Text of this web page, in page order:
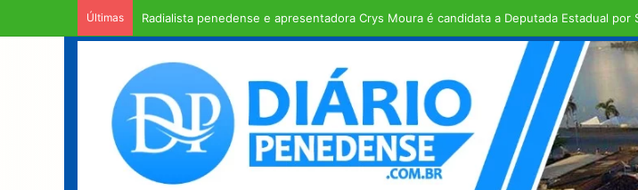
Últimas Rodovia Mario Freire Leahy, campeã de crateras em Penedo pede socorro ! Ou vão